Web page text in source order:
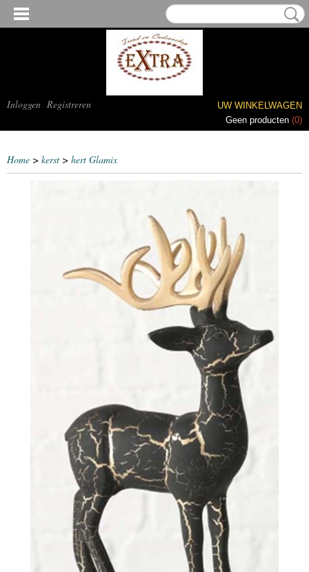
Inloggen Registreren
UW WINKELWAGEN
Geen producten (0)
Home > kerst > hert Glamix